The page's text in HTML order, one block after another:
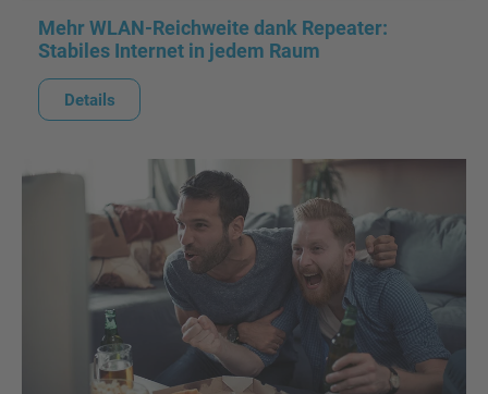
Mehr WLAN-Reichweite dank Repeater:
Stabiles Internet in jedem Raum
Details